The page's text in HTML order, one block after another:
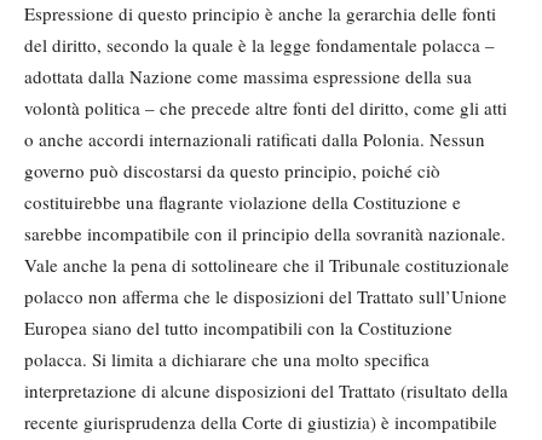
Espressione di questo principio è anche la gerarchia delle fonti
del diritto, secondo la quale è la legge fondamentale polacca –
adottata dalla Nazione come massima espressione della sua
volontà politica – che precede altre fonti del diritto, come gli atti
o anche accordi internazionali ratificati dalla Polonia. Nessun
governo può discostarsi da questo principio, poiché ciò
costituirebbe una flagrante violazione della Costituzione e
sarebbe incompatibile con il principio della sovranità nazionale.
Vale anche la pena di sottolineare che il Tribunale costituzionale
polacco non afferma che le disposizioni del Trattato sull’Unione
Europea siano del tutto incompatibili con la Costituzione
polacca. Si limita a dichiarare che una molto specifica
interpretazione di alcune disposizioni del Trattato (risultato della
recente giurisprudenza della Corte di giustizia) è incompatibile